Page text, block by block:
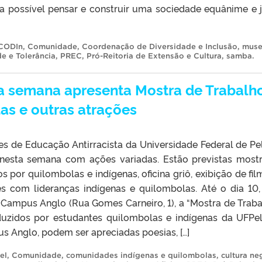
possível pensar e construir uma sociedade equânime e
, Comunidade, Coordenação de Diversidade e Inclusão,
e Tolerância, PREC, Pró-Reitoria de Extensão e Cultura, samba.
apresenta Mostra de
e outras atrações
de Educação Antirracista da Universidade Federal de
semana com ações variadas. Estão previstas
por quilombolas e indígenas, oficina griô, exibição de
com lideranças indígenas e quilombolas. Até o dia
Anglo (Rua Gomes Carneiro, 1), a “Mostra de
por estudantes quilombolas e indígenas da
Anglo, podem ser apreciadas poesias, […]
, Comunidade, comunidades indígenas e quilombolas, cultura